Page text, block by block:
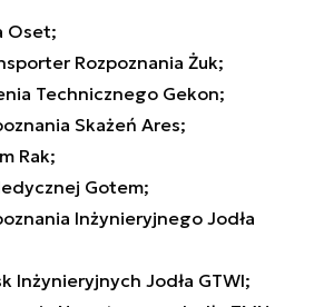
Oset;
Rozpoznania Żuk;
Technicznego Gekon;
Skażeń Ares;
Rak;
Gotem;
Inżynieryjnego Jodła
Inżynieryjnych Jodła GTWI;